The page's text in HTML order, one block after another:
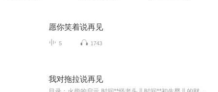
愿你笑着说再见
5 1743
我对拖拉说再见